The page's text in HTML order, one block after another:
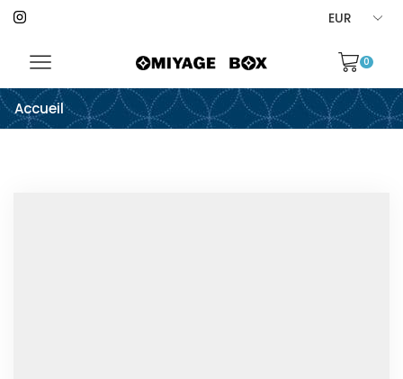
0
Accueil